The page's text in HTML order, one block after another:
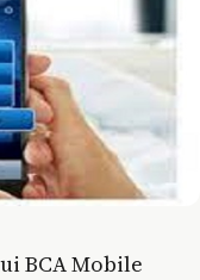
BCA Mobile